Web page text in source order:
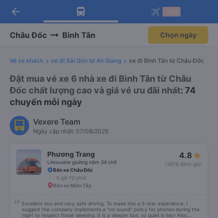
Tải app Vexere ngay!
Nhận ưu đãi thành viên độc
Mở app
Tải app Vexere
-30k/ghế khi đặt vé máy bay qua
Mở app
arrow_back
Châu Đốc Bình Tân Chọn ngày
Vé xe khách xe đi Sài Gòn từ An Giang xe đi Bình Tân từ Châu Đốc
Đặt mua vé xe 6 nhà xe đi Bình Tân từ Châu
Đốc chất lượng cao và giá vé ưu đãi nhất: 74
chuyến mỗi ngày
Vexere Team
Ngày cập nhật: 07/08/2026
Phương Trang
Limousine giường nằm 34 chỗ
4.8
(3978 đánh giá)
Bến xe Châu Đốc
6 giờ 10 phút
Bến xe Miền Tây
Excellent bus and very safe driving. To make this a 5-star experience, I
suggest the company implements a "no sound" policy for phones during the
night to respect those sleeping. It is a sleeper bus, so quiet is key! Also,